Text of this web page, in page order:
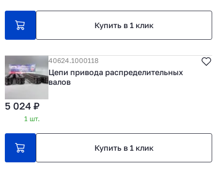
Купить в 1 клик
40624.1000118
Цепи привода распределительных
валов
5 024 ₽
1 шт.
Купить в 1 клик